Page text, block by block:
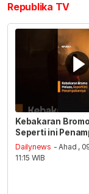
Republika TV
Kebakaran
Seperti ini
Dailynews - Ahad ,
11:15 WIB